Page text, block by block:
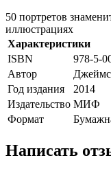
50 портретов
иллюстрациях
Характеристики
ISBN
978-5-
Автор
Джеймс
Год издания
2014
Издательство МИФ
Формат
Написать